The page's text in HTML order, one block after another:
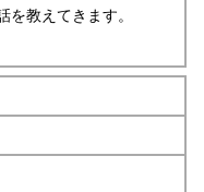
を教えてきます。